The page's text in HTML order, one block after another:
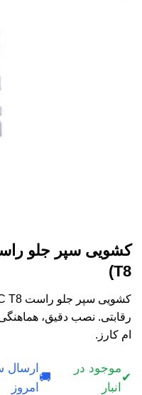
T8)
رقابتی. نصب دقیق،
ام کارز.
✔
موجود در
انبار
🚚
ارسال
امروز